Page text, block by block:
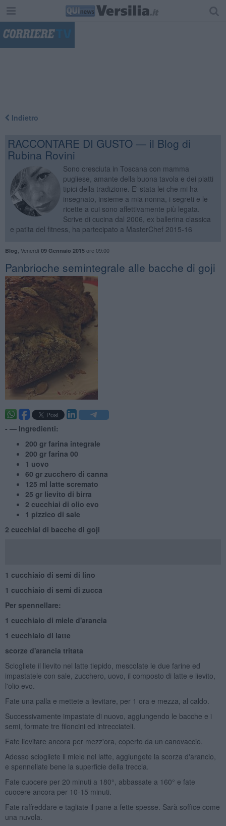
Indietro
RACCONTARE DI GUSTO — il Blog di
Rubina Rovini
Sono cresciuta in Toscana con mamma
pugliese, amante della buona tavola e dei piatti
tipici della tradizione. E' stata lei che mi ha
insegnato, insieme a mia nonna, i segreti e le
ricette a cui sono affettivamente più legata.
Scrive di cucina dal 2006, ex ballerina classica
e patita del fitness, ha partecipato a MasterChef 2015-16
Blog Venerdì 09 Gennaio 2015ore 09:00
Panbrioche semintegrale alle bacche di goji
- — Ingredienti:
200 gr farina integrale
200 gr farina 00
1 uovo
60 gr zucchero di canna
125 ml latte scremato
25 gr lievito di birra
2 cucchiai di olio evo
1 pizzico di sale
2 cucchiai di bacche di goji
1 cucchiaio di semi di lino
1 cucchiaio di semi di zucca
Per spennellare:
1 cucchiaio di miele d'arancia
1 cucchiaio di latte
scorze d'arancia tritata
Sciogliete il lievito nel latte tiepido, mescolate le due farine ed
impastatele con sale, zucchero, uovo, il composto di latte e lievito,
l'olio evo.
Fate una palla e mettete a lievitare, per 1 ora e mezza, al caldo.
Successivamente impastate di nuovo, aggiungendo le bacche e i
semi, formate tre filoncini ed intrecciateli.
Fate lievitare ancora per mezz'ora, coperto da un canovaccio.
Adesso sciogliete il miele nel latte, aggiungete la scorza d'arancio,
e spennellate bene la superficie della treccia.
Fate cuocere per 20 minuti a 180°, abbassate a 160° e fate
cuocere ancora per 10-15 minuti.
Fate raffreddare e tagliate il pane a fette spesse. Sarà soffice come
una nuvola.